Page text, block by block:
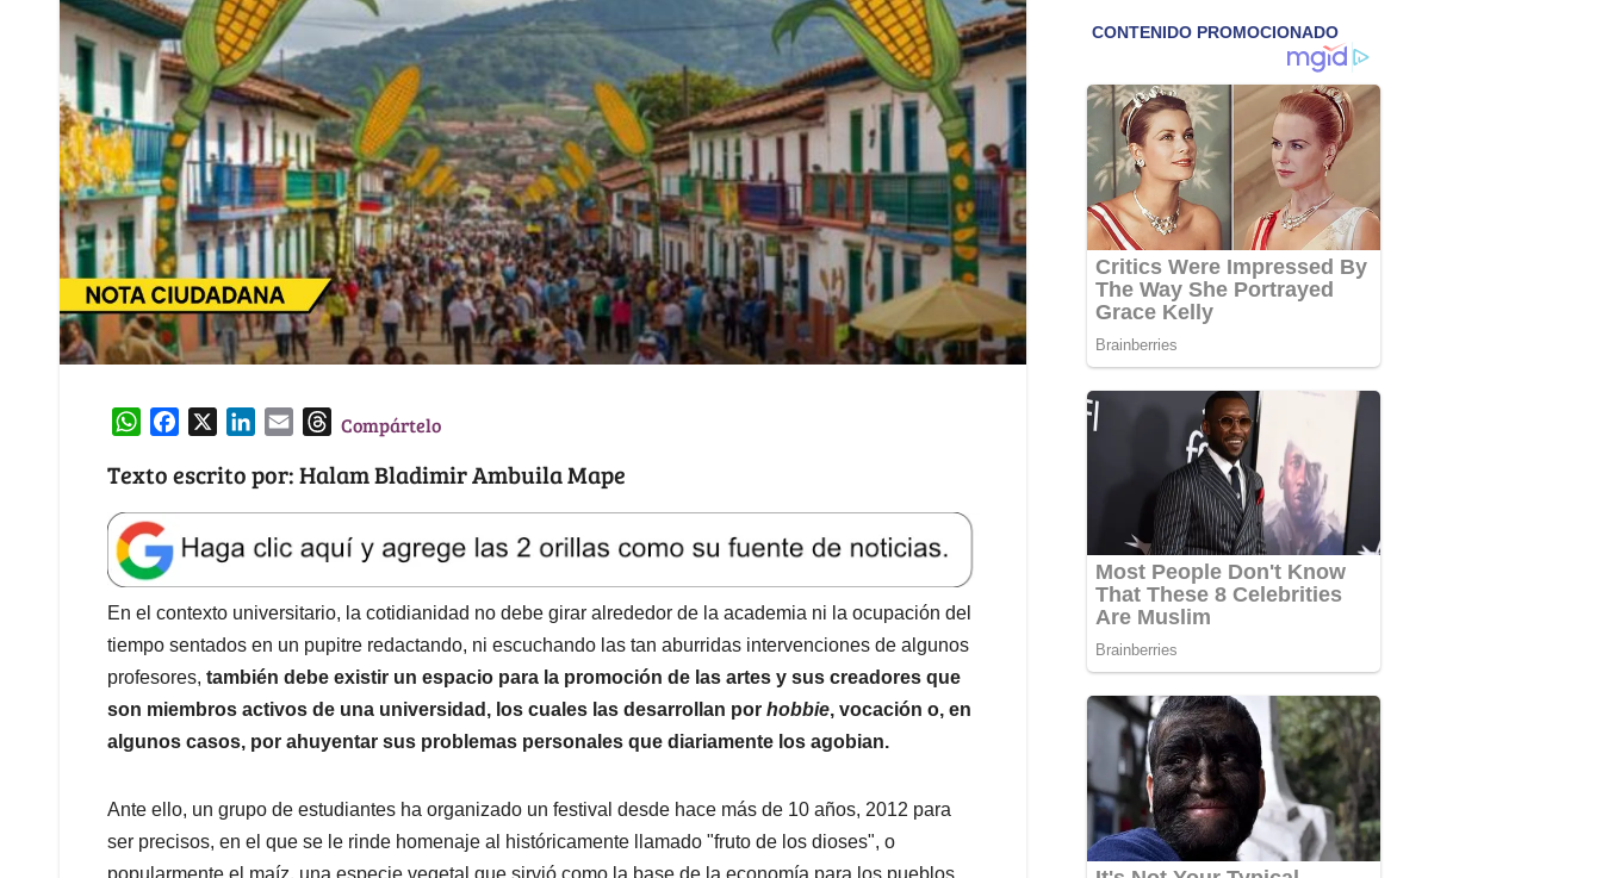
W
a
t
s
A
p
p
c
e
b
o
o
k
n
k
d
I
n
a
i
T
r
e
d
s
Compártelo
Texto escrito por: Halam Bladimir Ambuila Mape
En el contexto universitario, la cotidianidad no debe girar alrededor de la academia ni la ocupación del
tiempo sentados en un pupitre redactando, ni escuchando las tan aburridas intervenciones de algunos
profesores, también debe existir un espacio para la promoción de las artes y sus creadores que
son miembros activos de una universidad, los cuales las desarrollan por hobbie, vocación o, en
algunos casos, por ahuyentar sus problemas personales que diariamente los agobian.
Ante ello, un grupo de estudiantes ha organizado un festival desde hace más de 10 años, 2012 para
ser precisos, en el que se le rinde homenaje al históricamente llamado "fruto de los dioses", o
popularmente el maíz, una especie vegetal que sirvió como la base de la economía para los pueblos